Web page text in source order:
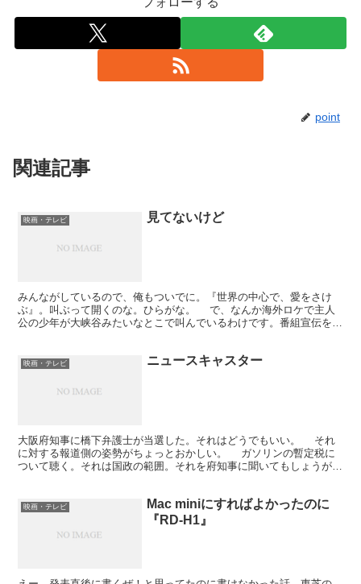
point
関連記事
映画・テレビ 見てないけど
みんながしているので、俺もついでに。『世界の中心で、愛をさけ
ぶ』。叫ぶって開くのな。ひらがな。 で、なんか海外ロケで主人
公の少年が大峡谷みたいなとこで叫んでいるわけです。番組宣伝を見
映画・テレビ ニュースキャスター
大阪府知事に橋下弁護士が当選した。それはどうでもいい。 それ
に対する報道側の姿勢がちょっとおかしい。 ガソリンの暫定税に
ついて聴く。それは国政の範囲。それを府知事に聞いてもしょうがな
映画・テレビ
Mac miniにすればよかったのに
『RD-H1』